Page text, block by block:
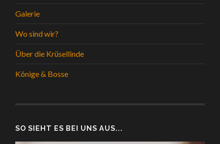
Galerie
Wo sind wir?
Über die Krüsellinde
Könige & Bosse
SO SIEHT ES BEI UNS AUS...